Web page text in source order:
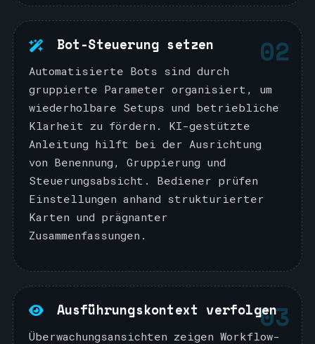
02
Bot-Steuerung setzen
Automatisierte Bots sind durch
gruppierte Parameter organisiert, um
wiederholbare Setups und betriebliche
Klarheit zu fördern. KI-gestützte
Anleitung hilft bei der Ausrichtung
von Benennung, Gruppierung und
Steuerungsabsicht. Bediener prüfen
Einstellungen anhand strukturierter
Karten und prägnanter
Zusammenfassungen.
03
Ausführungskontext verfolgen
Überwachungsansichten zeigen Workflow-